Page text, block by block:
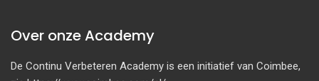
Over onze Academy
De Continu Verbeteren Academy is een initiatief van Coimbee,